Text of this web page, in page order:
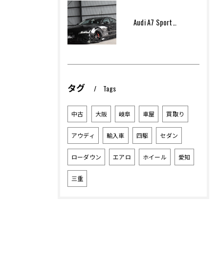
Audi A7 Sportsback Arcana Performance
タグ Tags
中古 大阪 岐阜 車屋 買取り
アウディ 輸入車 四駆 セダン
ローダウン エアロ ホイール 愛知
三重